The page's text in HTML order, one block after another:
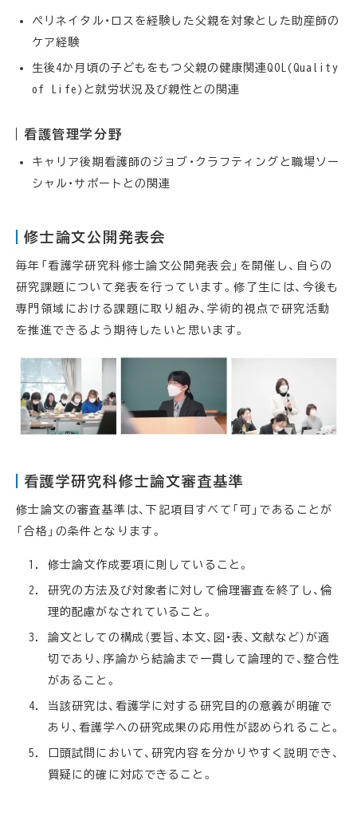
ペリネイタル・ロスを経験した父親を対象とした助産師の
ケア経験
生後4か月頃の子どもをもつ父親の健康関連QOL(Quality
of Life)と就労状況及び親性との関連
看護管理学分野
キャリア後期看護師のジョブ・クラフティングと職場ソー
シャル・サポートとの関連
修士論文公開発表会
毎年「看護学研究科修士論文公開発表会」を開催し、自らの
研究課題について発表を行っています。修了生には、今後も
専門領域における課題に取り組み、学術的視点で研究活動
を推進できるよう期待したいと思います。
看護学研究科修士論文審査基準
修士論文の審査基準は、下記項目すべて「可」であることが
「合格」の条件となります。
修士論文作成要項に則していること。
研究の方法及び対象者に対して倫理審査を終了し、倫
理的配慮がなされていること。
論文としての構成（要旨、本文、図・表、文献など）が適
切であり、序論から結論まで一貫して論理的で、整合性
があること。
当該研究は、看護学に対する研究目的の意義が明確で
あり、看護学への研究成果の応用性が認められること。
口頭試問において、研究内容を分かりやすく説明でき、
質疑に的確に対応できること。